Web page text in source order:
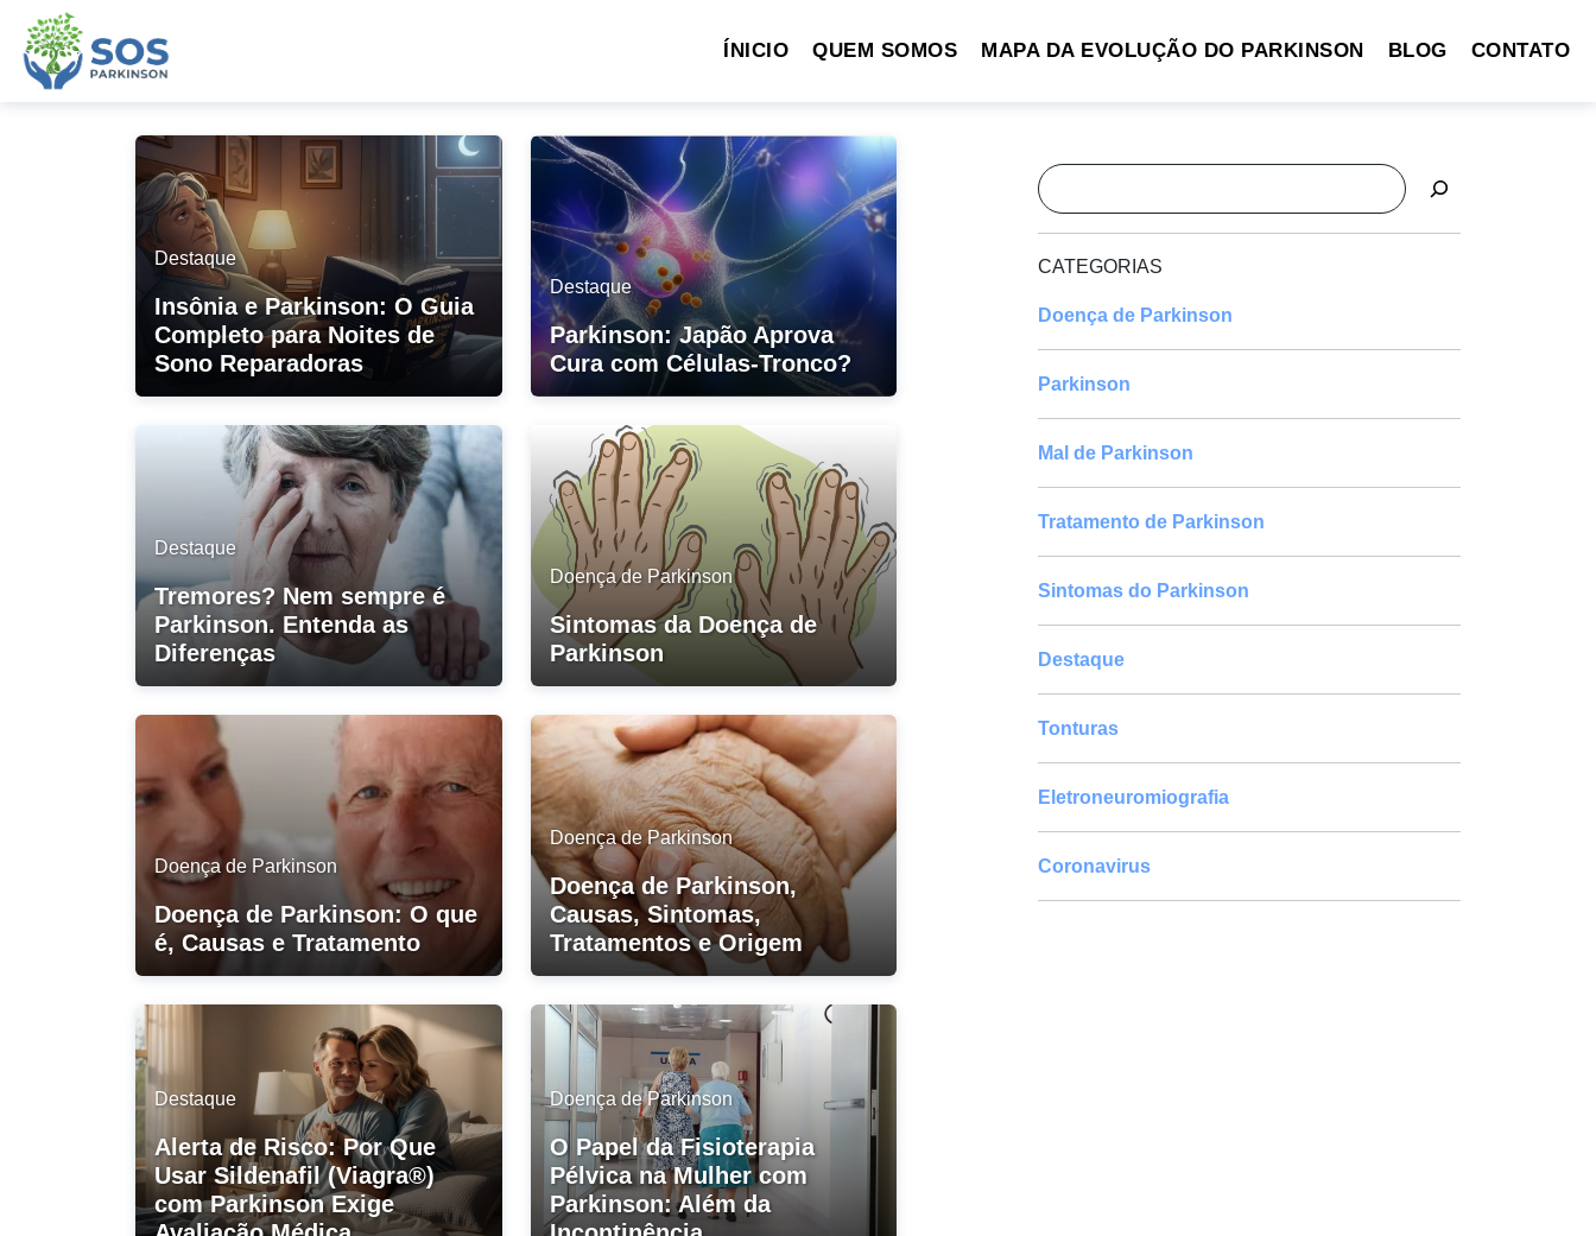
ÍNICIO QUEM SOMOS MAPA DA EVOLUÇÃO DO PARKINSON BLOG CONTATO
Destaque
Insônia e Parkinson: O Guia
Completo para Noites de
Sono Reparadoras
Destaque
Parkinson: Japão Aprova
Cura com Células-Tronco?
Destaque
Tremores? Nem sempre é
Parkinson. Entenda as
Diferenças
Doença de Parkinson
Sintomas da Doença de
Parkinson
Doença de Parkinson
Doença de Parkinson: O que
é, Causas e Tratamento
Doença de Parkinson
Doença de Parkinson,
Causas, Sintomas,
Tratamentos e Origem
Destaque
Alerta de Risco: Por Que
Usar Sildenafil (Viagra®)
com Parkinson Exige
Doença de Parkinson
O Papel da Fisioterapia
Pélvica na Mulher com
Parkinson: Além da
Pesquisar
CATEGORIAS
Doença de Parkinson
Parkinson
Mal de Parkinson
Tratamento de Parkinson
Sintomas do Parkinson
Destaque
Tonturas
Eletroneuromiografia
Coronavirus